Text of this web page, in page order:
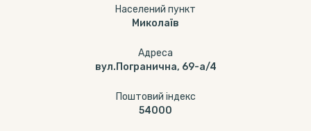
Населений пункт
Миколаїв
Адреса
вул.Погранична, 69-а/4
Поштовий індекс
54000